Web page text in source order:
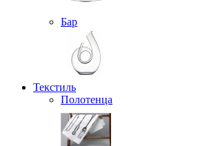
Бар
Текстиль
Полотенца